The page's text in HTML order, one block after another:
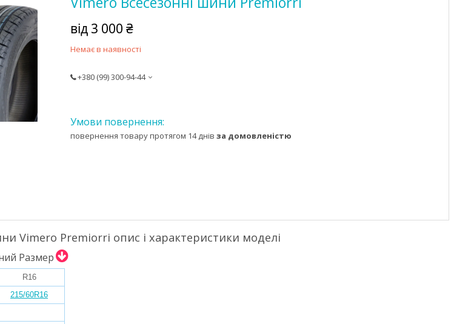
від 3 000 ₴
Немає в наявності
+380 (99) 300-94-44
повернення товару протягом 14 днів за домовленістю
Vimero Premiorri опис і характеристики моделі
Размер
R16
215/60R16